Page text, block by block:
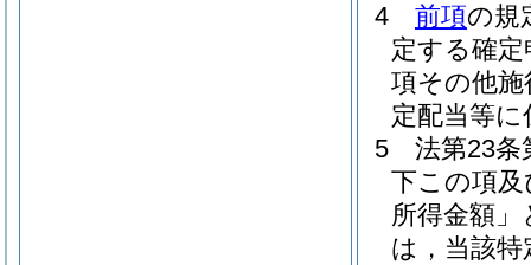
4
前項の規
定する確
項その他
定配当等
5
法第23条
下この項及
所得金額
は，当該